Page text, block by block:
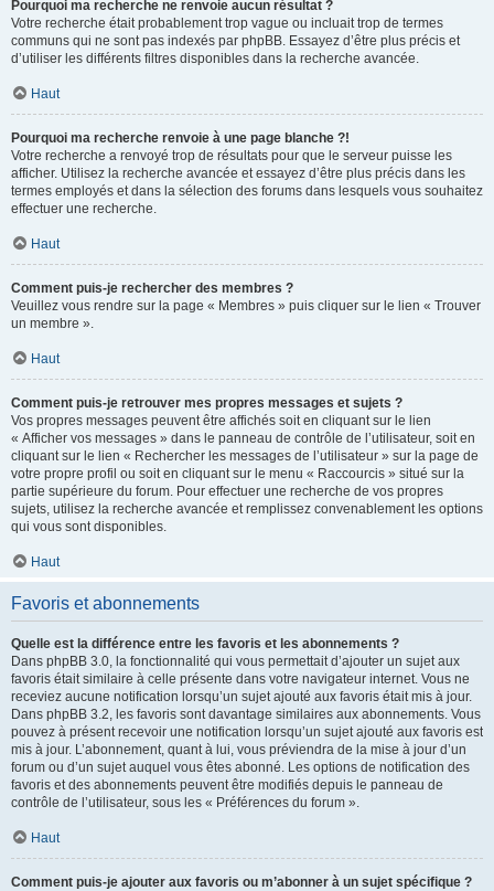
Pourquoi ma recherche ne renvoie aucun résultat ?
Votre recherche était probablement trop vague ou incluait trop de termes
communs qui ne sont pas indexés par phpBB. Essayez d’être plus précis et
d’utiliser les différents filtres disponibles dans la recherche avancée.
Haut
Pourquoi ma recherche renvoie à une page blanche ?!
Votre recherche a renvoyé trop de résultats pour que le serveur puisse les
afficher. Utilisez la recherche avancée et essayez d’être plus précis dans les
termes employés et dans la sélection des forums dans lesquels vous souhaitez
effectuer une recherche.
Haut
Comment puis-je rechercher des membres ?
Veuillez vous rendre sur la page « Membres » puis cliquer sur le lien « Trouver
un membre ».
Haut
Comment puis-je retrouver mes propres messages et sujets ?
Vos propres messages peuvent être affichés soit en cliquant sur le lien
« Afficher vos messages » dans le panneau de contrôle de l’utilisateur, soit en
cliquant sur le lien « Rechercher les messages de l’utilisateur » sur la page de
votre propre profil ou soit en cliquant sur le menu « Raccourcis » situé sur la
partie supérieure du forum. Pour effectuer une recherche de vos propres
sujets, utilisez la recherche avancée et remplissez convenablement les options
qui vous sont disponibles.
Haut
Favoris et abonnements
Quelle est la différence entre les favoris et les abonnements ?
Dans phpBB 3.0, la fonctionnalité qui vous permettait d’ajouter un sujet aux
favoris était similaire à celle présente dans votre navigateur internet. Vous ne
receviez aucune notification lorsqu’un sujet ajouté aux favoris était mis à jour.
Dans phpBB 3.2, les favoris sont davantage similaires aux abonnements. Vous
pouvez à présent recevoir une notification lorsqu’un sujet ajouté aux favoris est
mis à jour. L’abonnement, quant à lui, vous préviendra de la mise à jour d’un
forum ou d’un sujet auquel vous êtes abonné. Les options de notification des
favoris et des abonnements peuvent être modifiés depuis le panneau de
contrôle de l’utilisateur, sous les « Préférences du forum ».
Haut
Comment puis-je ajouter aux favoris ou m’abonner à un sujet spécifique ?